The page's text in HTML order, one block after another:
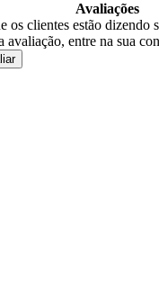
Avaliações
os clientes estão dizendo
avaliação, entre na sua